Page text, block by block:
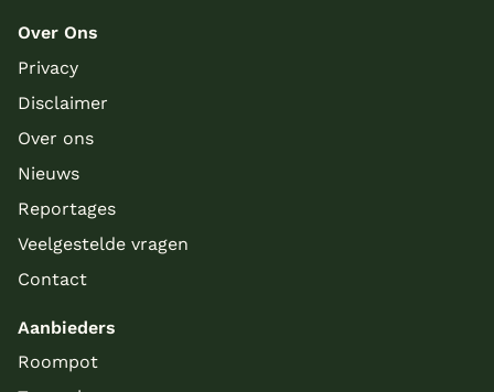
Over Ons
Privacy
Disclaimer
Over ons
Nieuws
Reportages
Veelgestelde vragen
Contact
Aanbieders
Roompot